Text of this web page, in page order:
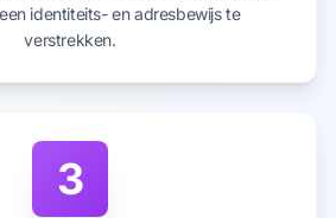
identiteits- en adresbewijs te
verstrekken.
3